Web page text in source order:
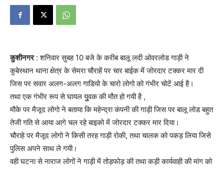
कुशीनगर: शनिवार सुबह 10 बजे के करीब बालू लदी ओवरलोड गाड़ी ने
कुबेस्थान थाना क्षेत्र के सेमरा चौराहें पर चार बाईक में जोरदार टक्कर मार दी
जिस पर सवार अलग-अलग गाडियो के चारो लोगो को गंभीर चोटें आई है।
तथा एक गंभीर रूप से घायल युुुवक की मौत हो गयी है ,
मौके पर मैजूद लोगो ने बताया कि महेन्द्रा कंपनी की गाड़ी जिस पर बालू लोड बहुत
तेजी गति से आया आगे चल रहे बाइको में जोरदार टक्कर मार दिया।
चौराहे पर मैजूद लोगो ने किसी तरह गाड़ी रोकी, तथा चालक को पकड़ लिया जिसे
पुलिस अपने साथ ले गयी।
वही घटना से नाराज लोगों ने गाड़ी में तोड़फोड़ की तथा कड़ी कार्यवाही की मांग को